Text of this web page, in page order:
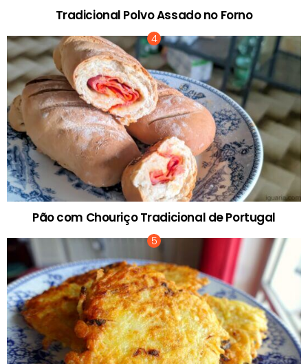
Tradicional Polvo Assado no Forno
Pão com Chouriço Tradicional de Portugal